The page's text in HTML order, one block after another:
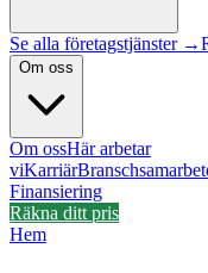
Se alla företagstjänster →
Om oss
Om ossHär arbetar
viKarriär
Finansiering
Räkna ditt pris
Hem